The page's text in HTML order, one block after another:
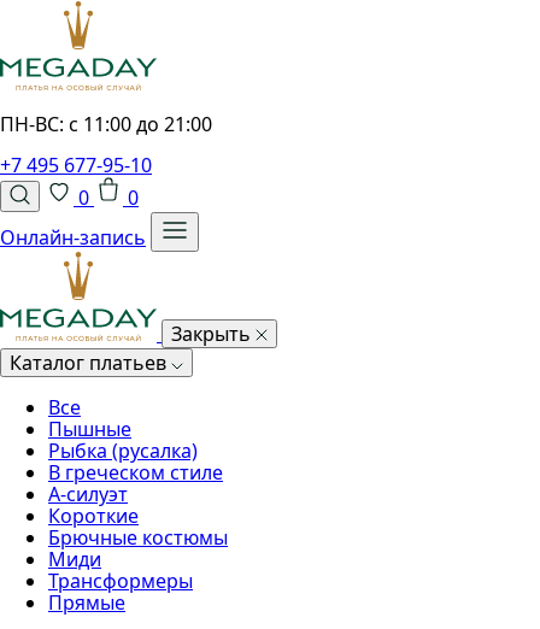
ПН-ВС: с 11:00 до 21:00
+7 495 677-95-10
0
0
Онлайн-запись
Закрыть
Каталог платьев
Все
Пышные
Рыбка (русалка)
В греческом стиле
А-силуэт
Короткие
Брючные костюмы
Миди
Трансформеры
Прямые